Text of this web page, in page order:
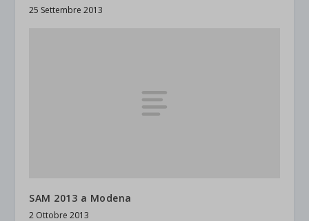
25 Settembre 2013
SAM 2013 a Modena
2 Ottobre 2013